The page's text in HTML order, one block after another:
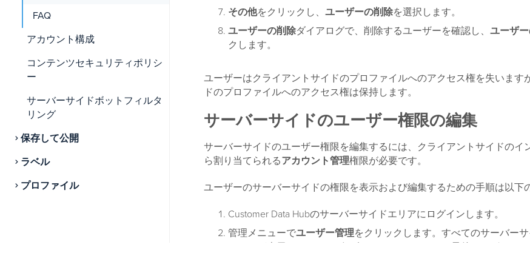
FAQ
アカウント構成
コンテンツセキュリティポリシ
ー
サーバーサイドボットフィルタ
リング
保存して公開
ラベル
プロファイル
その他をクリックし、 ユーザーの削除を選択します。
ユーザーの削除ダイアログで、削除するユーザーを確認し、 ユーザ
クします。
ユーザーはクライアントサイドのプロファイルへのアクセス権を失います
ドのプロファイルへのアクセス権は保持します。
サーバーサイドのユーザー権限の編集
サーバーサイドのユーザー権限を編集するには、クライアントサイドのイ
ら割り当てられるアカウント管理権限が必要です。
ユーザーのサーバーサイドの権限を表示および編集するための手順は以下
Customer Data Hubのサーバーサイドエリアにログインします。
管理メニューでユーザー管理をクリックします。すべてのサーバー
リストが表示され、ユーザー名、メールアドレス、最後のログイン